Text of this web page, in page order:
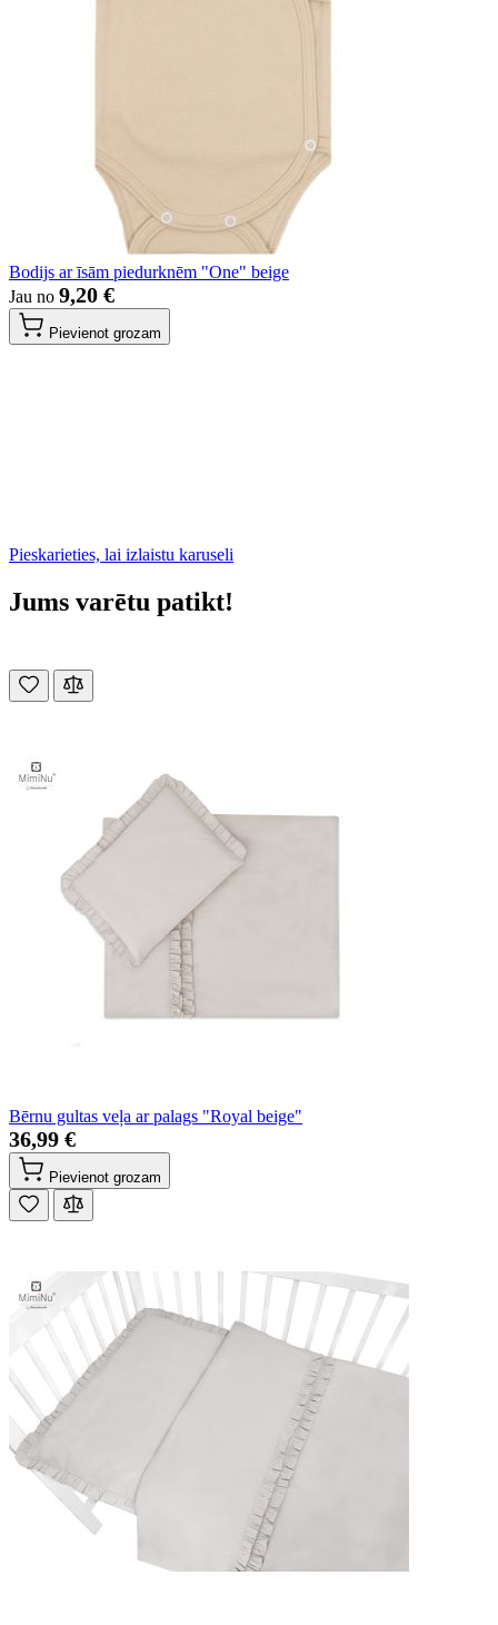
Bodijs ar īsām piedurknēm "One" beige
Jau no 9,20 €
Pievienot grozam
Pieskarieties, lai izlaistu karuseli
Jums varētu patikt!
Bērnu gultas veļa ar palags "Royal beige"
36,99 €
Pievienot grozam